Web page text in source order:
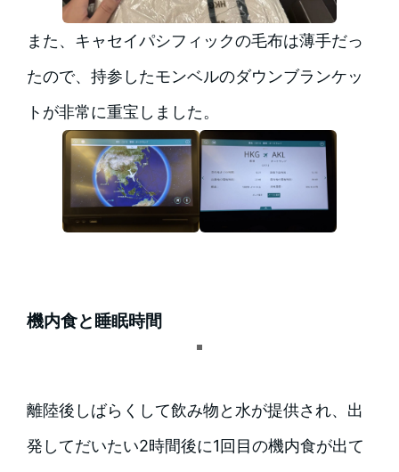
また、キャセイパシフィックの毛布は薄手だっ
たので、持参したモンベルのダウンブランケッ
トが非常に重宝しました。
機内食と睡眠時間
離陸後しばらくして飲み物と水が提供され、出
発してだいたい2時間後に1回目の機内食が出て